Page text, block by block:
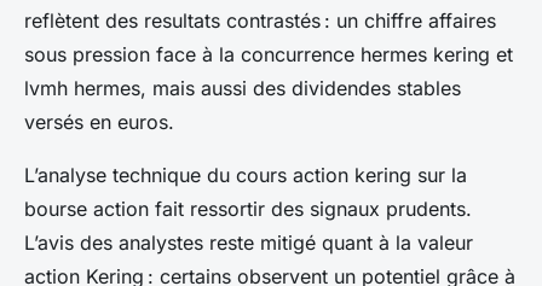
reflètent des resultats contrastés : un chiffre affaires
sous pression face à la concurrence hermes kering et
lvmh hermes, mais aussi des dividendes stables
versés en euros.
L’analyse technique du cours action kering sur la
bourse action fait ressortir des signaux prudents.
L’avis des analystes reste mitigé quant à la valeur
action Kering : certains observent un potentiel grâce à